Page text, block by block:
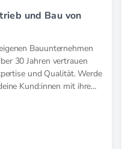
und Bau von
Bauunternehmen
30 Jahren vertrauen
und Qualität. Werde
Kund:innen mit ihrem